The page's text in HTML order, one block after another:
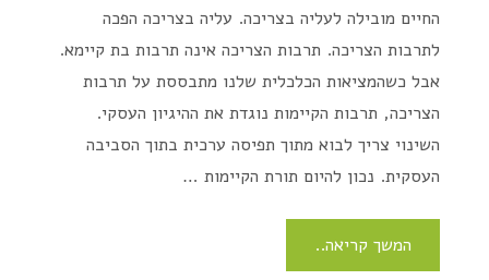
החיים מובילה לעליה בצריכה. עליה בצריכה הפכה
לתרבות הצריכה. תרבות הצריכה אינה תרבות בת קיימא.
אבל כשהמציאות הכלכלית שלנו מתבססת על תרבות
הצריכה, תרבות הקיימות נוגדת את ההיגיון העסקי.
השינוי צריך לבוא מתוך תפיסה ערכית בתוך הסביבה
העסקית. נכון להיום תורת הקיימות …
המשך קריאה..